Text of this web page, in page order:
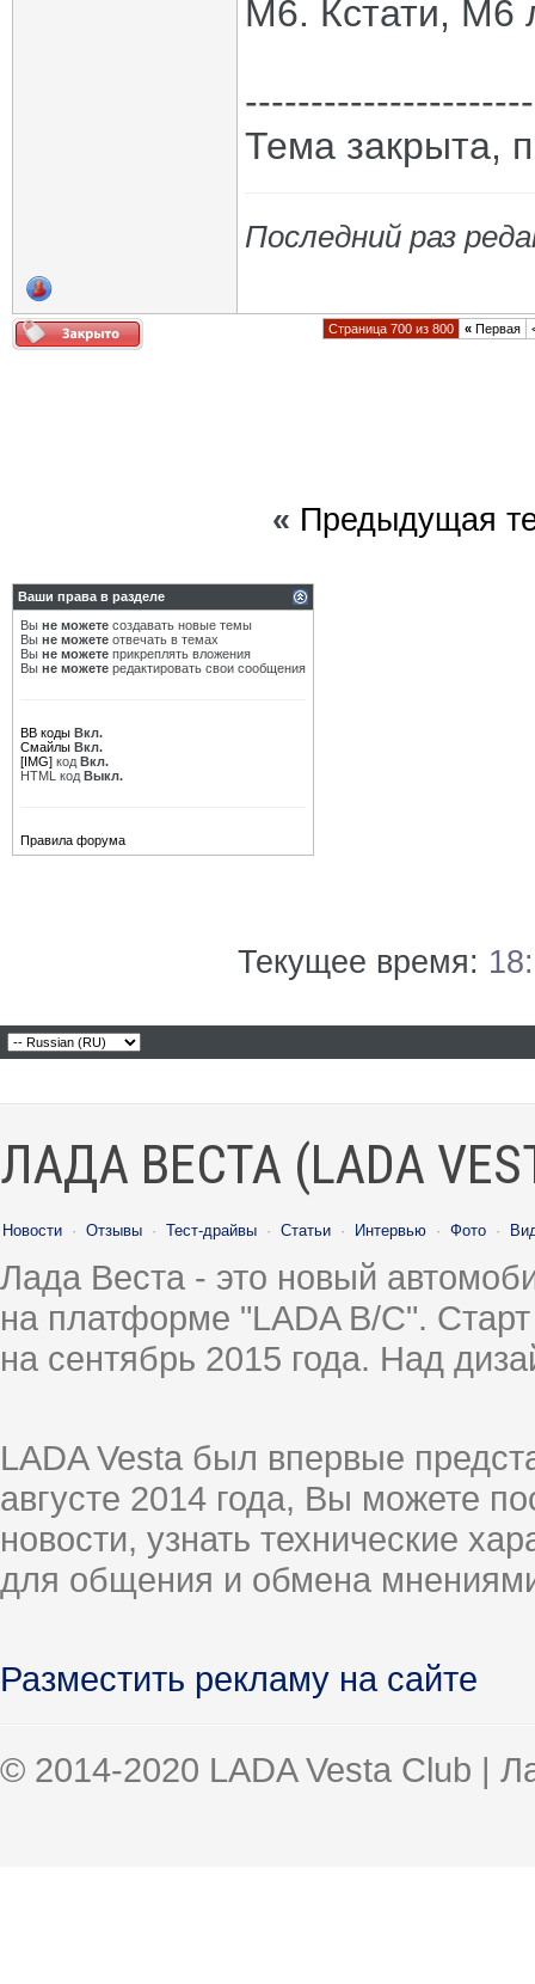
М6. Кстати, М6
Тема закрыта,
Последний раз
Страница 700 из 800 « Первая
« Предыдущая
Ваши права в разделе
Вы не можете создавать новые темы
Вы не можете отвечать в темах
Вы не можете прикреплять вложения
Вы не можете редактировать свои сообщения
BB коды Вкл.
Смайлы Вкл.
[IMG] код Вкл.
HTML код Выкл.
Правила форума
Текущее время:
ЛАДА ВЕСТА (LADA
Новости · Отзывы · Тест-драйвы · Статьи · Интервью · Фото ·
Лада Веста - это новый
на платформе "LADA B/C".
на сентябрь 2015 года. Над
LADA Vesta был впервые
августе 2014 года, Вы можете
новости, узнать технические
для общения и обмена
Разместить рекламу на сайте
© 2014-2020 LADA Vesta Club |